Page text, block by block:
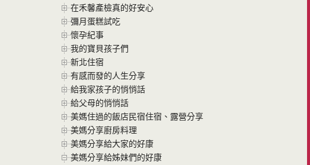
在禾馨產檢真的好安心
彌月蛋糕試吃
懷孕紀事
我的寶貝孩子們
新北住宿
有感而發的人生分享
給我家孩子的悄悄話
給父母的悄悄話
美媽住過的飯店民宿住宿、露營分享
美媽分享廚房料理
美媽分享給大家的好康
美媽分享給姊妹們的好康